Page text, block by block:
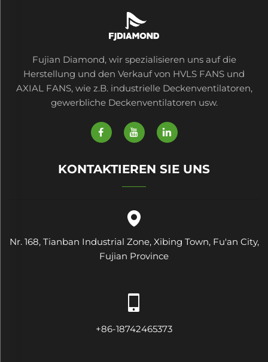
Fujian Diamond, wir spezialisieren uns auf die
Herstellung und den Verkauf von HVLS FANS und
AXIAL FANS, wie z.B. industrielle Deckenventilatoren,
gewerbliche Deckenventilatoren usw.
KONTAKTIEREN SIE UNS
Nr. 168, Tianban Industrial Zone, Xibing Town, Fu'an City,
Fujian Province
+86-18742465373